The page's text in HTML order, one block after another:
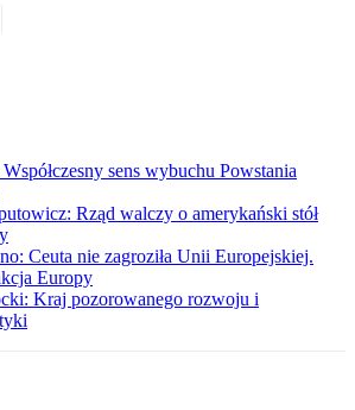
sens wybuchu Powstania
Rząd walczy o amerykański stół
Ceuta nie zagroziła Unii Europejskiej.
Europy
Kraj pozorowanego rozwoju i